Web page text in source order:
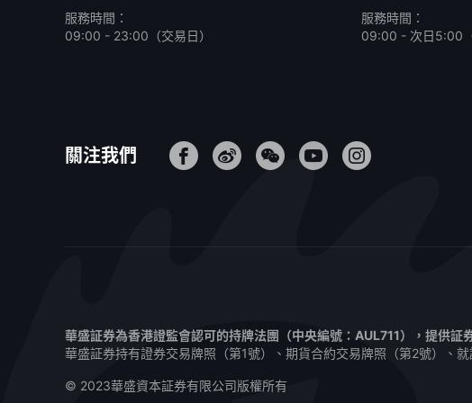
服務時間：
09:00 - 23:00（交易日）
服務時間：
09:00 - 次日5:00
關注我們
華盛証券為香港證監會認可的持牌法團（中央編號：AUL711），提供証
華盛証券持有證券交易牌照（第1號）、期貨合約交易牌照（第2號）、
© 2023華盛資本証券有限公司版權所有